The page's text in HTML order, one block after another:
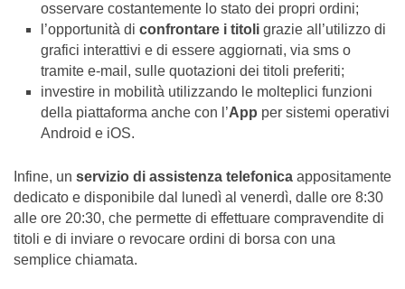
osservare costantemente lo stato dei propri ordini;
l’opportunità diconfrontare i titoli grazie all’utilizzo di
grafici interattivi e di essere aggiornati, via sms o
tramite e-mail, sulle quotazioni dei titoli preferiti;
investire in mobilità utilizzando le molteplici funzioni
della piattaforma anche con l’App per sistemi operativi
Android e iOS.
Infine, un servizio di assistenza telefonica appositamente
dedicato e disponibile dal lunedì al venerdì, dalle ore 8:30
alle ore 20:30, che permette di effettuare compravendite di
titoli e di inviare o revocare ordini di borsa con una
semplice chiamata.